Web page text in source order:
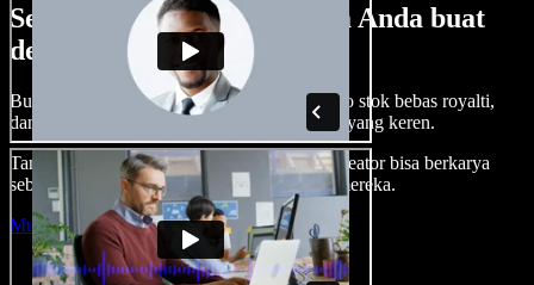
Sedikit contoh hal yang bisa Anda buat
dengan Speechify Studio.
Buat voice over, tambah gambar, audio, video stok bebas royalti,
dan kloning suara untuk proyek audio-video yang keren.
Tanpa kurva belajar, semua dari browser—kreator bisa berkarya
sebebas mungkin dan wujudkan ide kreatif mereka.
Mulai Studio